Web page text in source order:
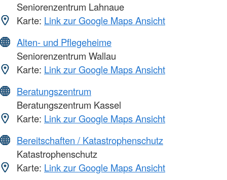
Seniorenzentrum Lahnaue
Karte: Link zur Google Maps Ansicht
Alten- und Pflegeheime
Seniorenzentrum Wallau
Karte: Link zur Google Maps Ansicht
Beratungszentrum
Beratungszentrum Kassel
Karte: Link zur Google Maps Ansicht
Bereitschaften / Katastrophenschutz
Katastrophenschutz
Karte: Link zur Google Maps Ansicht